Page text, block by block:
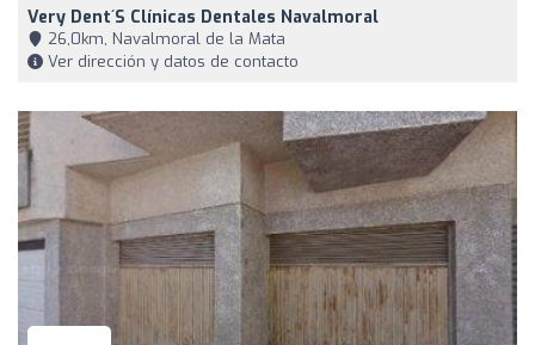
Very Dent´s Clínicas Dentales Navalmoral
26,0km, Navalmoral de la Mata
Ver dirección y datos de contacto